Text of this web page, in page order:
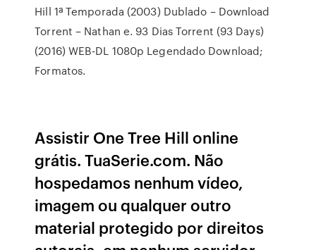
Hill 1ª Temporada (2003) Dublado – Download
Torrent – Nathan e. 93 Dias Torrent (93 Days)
(2016) WEB-DL 1080p Legendado Download;
Formatos.
Assistir One Tree Hill online
grátis. TuaSerie.com. Não
hospedamos nenhum vídeo,
imagem ou qualquer outro
material protegido por direitos